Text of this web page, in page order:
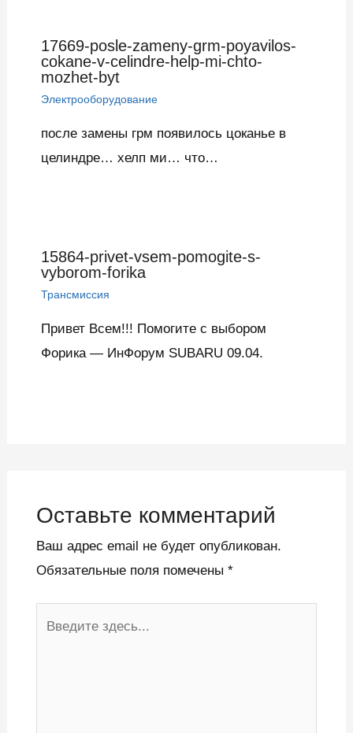
17669-posle-zameny-grm-poyavilos-
cokane-v-celindre-help-mi-chto-
mozhet-byt
Электрооборудование
после замены грм появилось цоканье в
целиндре… хелп ми… что…
15864-privet-vsem-pomogite-s-
vyborom-forika
Трансмиссия
Привет Всем!!! Помогите с выбором
Форика — ИнФорум SUBARU 09.04.
Оставьте комментарий
Ваш адрес email не будет опубликован.
Обязательные поля помечены *